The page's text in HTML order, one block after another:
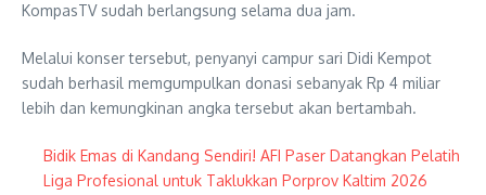
KompasTV sudah berlangsung selama dua jam.
Melalui konser tersebut, penyanyi campur sari Didi Kempot
sudah berhasil memgumpulkan donasi sebanyak Rp 4 miliar
lebih dan kemungkinan angka tersebut akan bertambah.
Bidik Emas di Kandang Sendiri! AFI Paser Datangkan Pelatih
Liga Profesional untuk Taklukkan Porprov Kaltim 2026